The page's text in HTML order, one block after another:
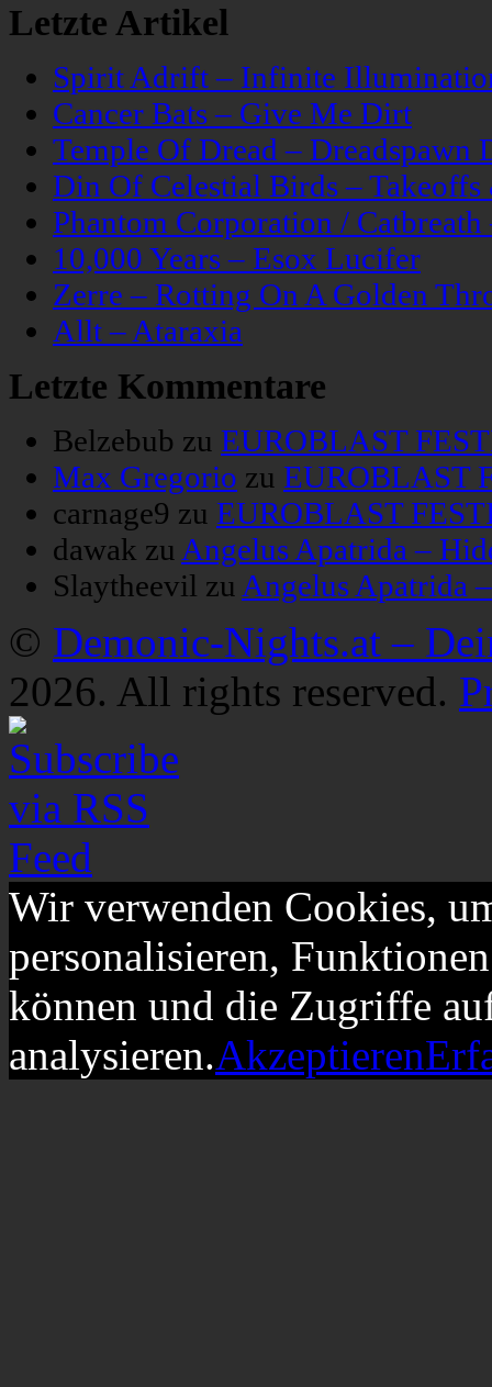
Letzte Artikel
Spirit Adrift – Infinite
Cancer Bats – Give Me Dirt
Temple Of Dread – Dreadspawn
Din Of Celestial Birds –
Phantom Corporation /
10,000 Years – Esox Lucifer
Zerre – Rotting On A Golden
Allt – Ataraxia
Letzte Kommentare
Belzebub zu EUROBLAST
Max Gregorio zu EUROBLAST
carnage9 zu EUROBLAST
dawak zu Angelus Apatrida –
Slaytheevil zu Angelus Apatrida
© Demonic-Nights.at –
2026. All rights reserved.
Wir verwenden Cookies,
personalisieren,
können und die Zugriffe
analysieren.Akzeptieren